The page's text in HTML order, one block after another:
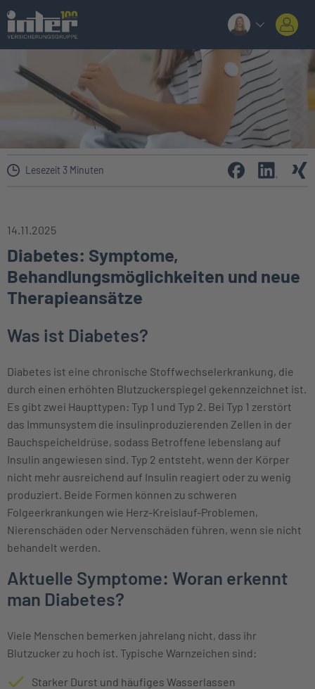
Lesezeit 3 Minuten
14.11.2025
Diabetes: Symptome,
Behandlungsmöglichkeiten und neue
Therapieansätze
Was ist Diabetes?
Diabetes ist eine chronische Stoffwechselerkrankung, die
durch einen erhöhten Blutzuckerspiegel gekennzeichnet ist.
Es gibt zwei Haupttypen: Typ 1 und Typ 2. Bei Typ 1 zerstört
das Immunsystem die insulinproduzierenden Zellen in der
Bauchspeicheldrüse, sodass Betroffene lebenslang auf
Insulin angewiesen sind. Typ 2 entsteht, wenn der Körper
nicht mehr ausreichend auf Insulin reagiert oder zu wenig
produziert. Beide Formen können zu schweren
Folgeerkrankungen wie Herz-Kreislauf-Problemen,
Nierenschäden oder Nervenschäden führen, wenn sie nicht
behandelt werden.
Aktuelle Symptome: Woran erkennt
man Diabetes?
Viele Menschen bemerken jahrelang nicht, dass ihr
Blutzucker zu hoch ist. Typische Warnzeichen sind:
Starker Durst und häufiges Wasserlassen